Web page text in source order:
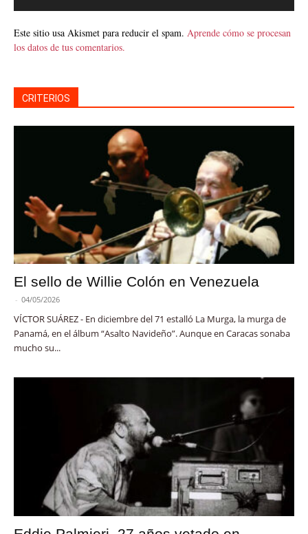
Este sitio usa Akismet para reducir el spam. Aprende cómo se procesan
los datos de tus comentarios.
CRITERIOS
El sello de Willie Colón en Venezuela
- 04/05/2026
VÍCTOR SUÁREZ - En diciembre del 71 estalló La Murga, la murga de
Panamá, en el álbum “Asalto Navideño”. Aunque en Caracas sonaba
mucho su...